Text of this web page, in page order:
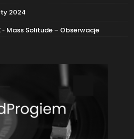
2024
- Mass Solitude – Obserwacje